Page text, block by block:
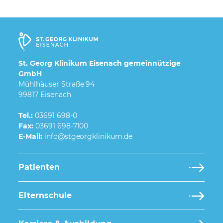
St. Georg Klinikum Eisenach gemeinnützige
GmbH
Mühlhäuser Straße 94
99817 Eisenach
Tel.: 03691 698-0
Fax: 03691 698-7100
E-Mail:
Patienten
Elternschule